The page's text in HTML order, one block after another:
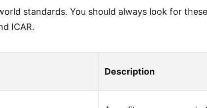
standards. You should always look for
ICAR.
Description